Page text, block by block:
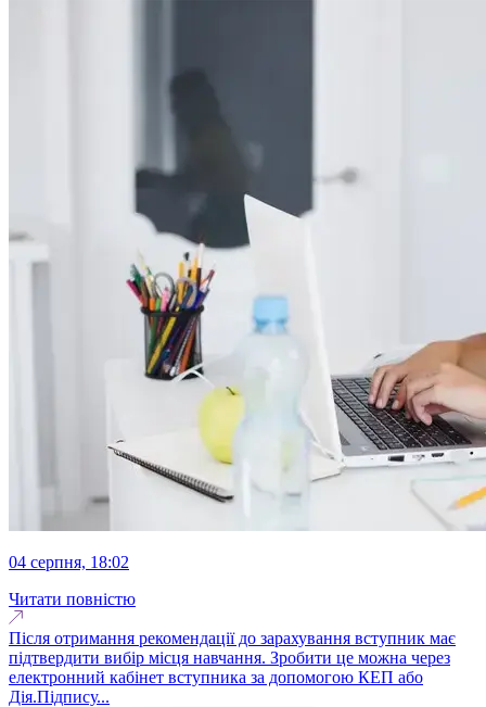
04 серпня, 18:02
Читати повністю
Після отримання рекомендації до зарахування вступник має
підтвердити вибір місця навчання. Зробити це можна через
електронний кабінет вступника за допомогою КЕП або
Дія.Підпису...